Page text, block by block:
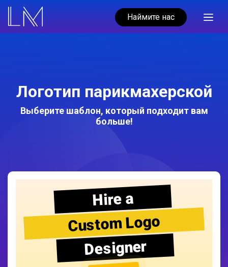
Наймите нас
Логотип парикмахерской
Выберите шаблон, который подходит вам
больше!
Hire a
Custom Logo
Designer